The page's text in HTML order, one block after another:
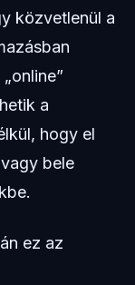
közvetlenül a
a
hogy el
bele
ez az